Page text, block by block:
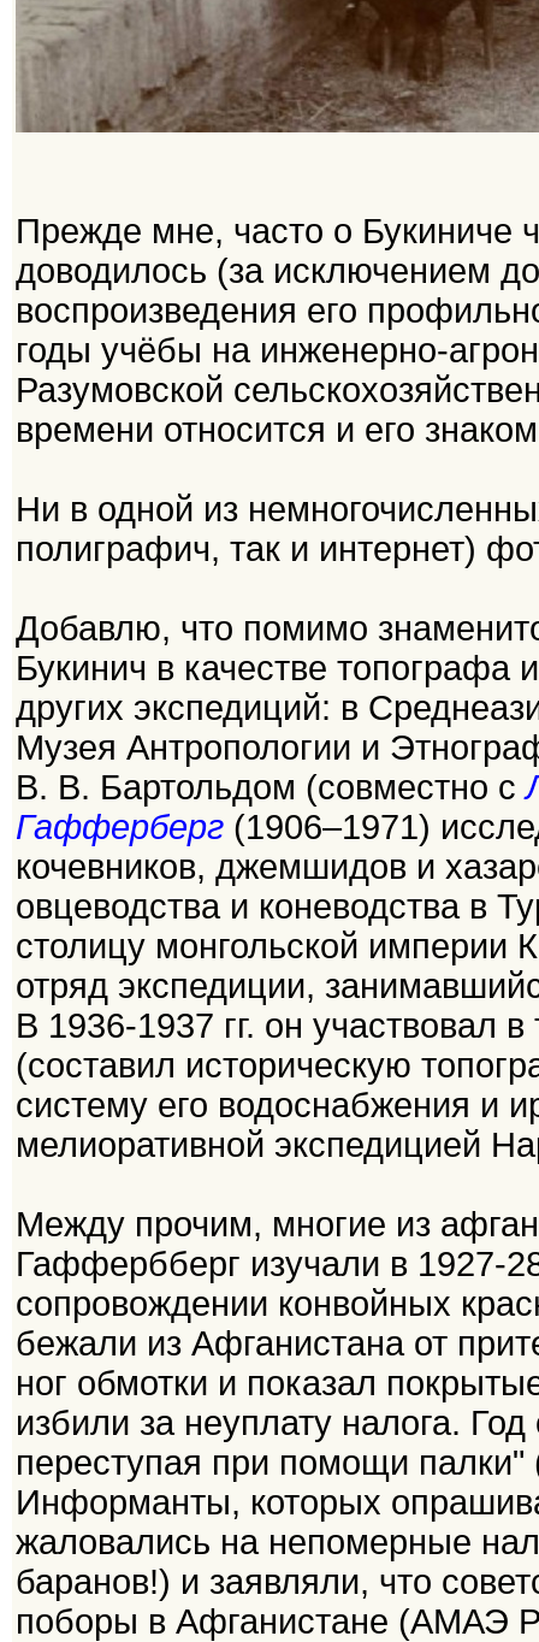
Прежде мне, часто о Букиниче
доводилось (за исключением
воспроизведения его
годы учёбы на инженерно-
Разумовской
времени относится и его
Ни в одной из
полиграфич, так и интернет)
Добавлю, что помимо
Букинич в качестве топографа
других экспедиций: в
Музея Антропологии и
В. В. Бартольдом (совместно с
Гафферберг(1906–1971)
кочевников, джемшидов и
овцеводства и коневодства в
столицу монгольской империи
отряд экспедиции,
В 1936-1937 гг. он участвовал
(составил историческую
систему его водоснабжения и
мелиоративной экспедицией
Между прочим, многие из
Гаффербберг изучали в 1927-
сопровождении конвойных
бежали из Афганистана от
ног обмотки и показал
избили за неуплату налога.
переступая при помощи
Информанты, которых
жаловались на непомерные
баранов!) и заявляли, что
поборы в Афганистане (АМАЭ